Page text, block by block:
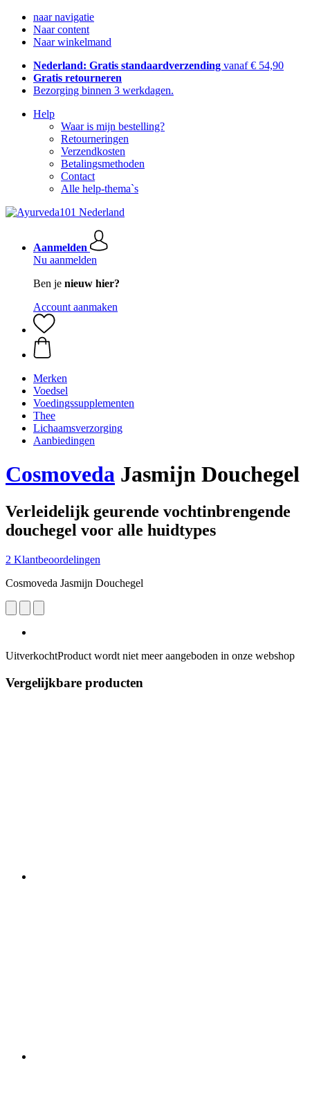
naar navigatie
Naar content
Naar winkelmand
Nederland: Gratis standaardverzending vanaf € 54,90
Gratis retourneren
Bezorging binnen 3 werkdagen.
Help
Waar is mijn bestelling?
Retourneringen
Verzendkosten
Betalingsmethoden
Contact
Alle help-thema`s
Aanmelden
Nu aanmelden
Ben je nieuw hier?
Account aanmaken
Merken
Voedsel
Voedingssupplementen
Thee
Lichaamsverzorging
Aanbiedingen
Cosmoveda Jasmijn Douchegel
Verleidelijk geurende vochtinbrengende
douchegel voor alle huidtypes
2 Klantbeoordelingen
Cosmoveda Jasmijn Douchegel
UitverkochtProduct wordt niet meer aangeboden in onze webshop
Vergelijkbare producten